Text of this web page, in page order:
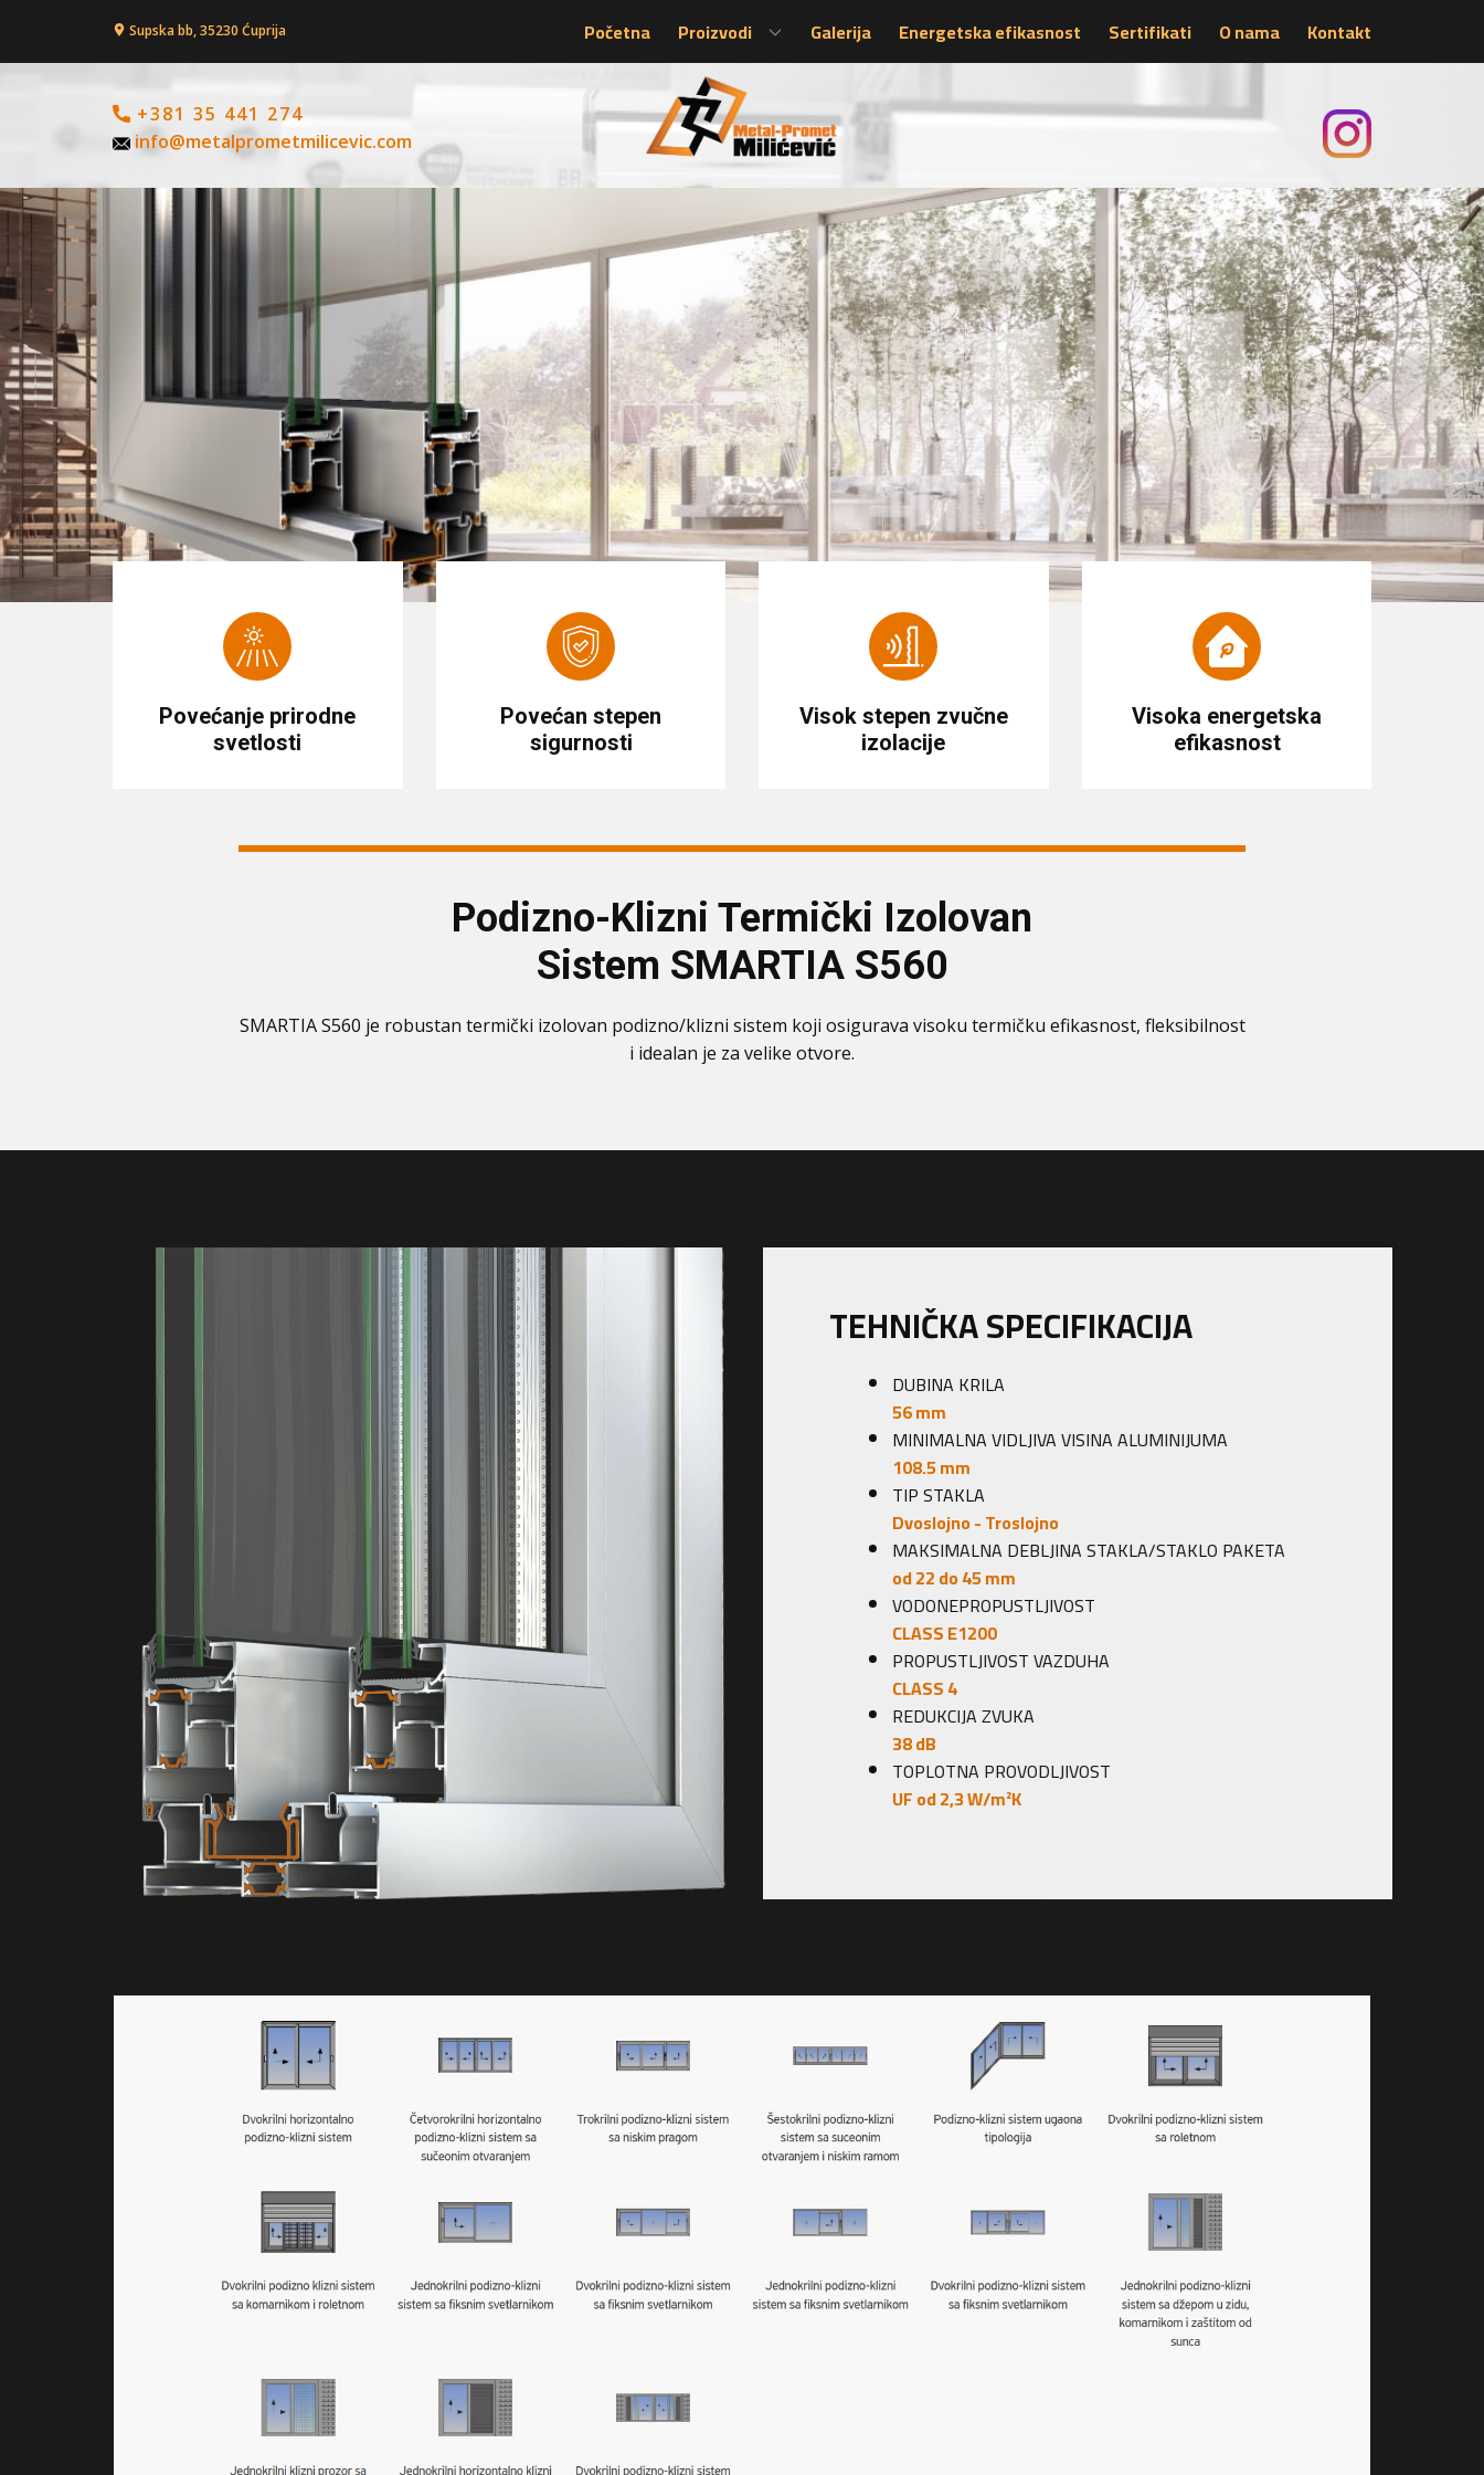
Početna Proizvodi Galerija Energetska efikasnost Sertifikati O nama Kontakt
Supska bb, 35230 Ćuprija
+381 35 441 274
info@metalprometmilicevic.com
Povećanje prirodne
svetlosti
Povećan stepen
sigurnosti
Visok stepen zvučne
izolacije
Visoka energetska
efikasnost
Podizno-Klizni Termički Izolovan
Sistem SMARTIA S560
SMARTIA S560 je robustan termički izolovan podizno/klizni sistem koji osigurava visoku termičku efikasnost, fleksibilnost
i idealan je za velike otvore.
TEHNIČKA SPECIFIKACIJA
DUBINA KRILA
56 mm
MINIMALNA VIDLJIVA VISINA ALUMINIJUMA
108.5 mm
TIP STAKLA
Dvoslojno - Troslojno
MAKSIMALNA DEBLJINA STAKLA/STAKLO PAKETA
od 22 do 45 mm
VODONEPROPUSTLJIVOST
CLASS E1200
PROPUSTLJIVOST VAZDUHA
CLASS 4
REDUKCIJA ZVUKA
38 dB
TOPLOTNA PROVODLJIVOST
UFod 2,3 W/m²K